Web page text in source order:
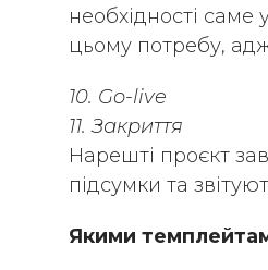
необхідності
цьому потребу,
10. Go-live
11. Закриття
Нарешті проєкт
підсумки та
Якими